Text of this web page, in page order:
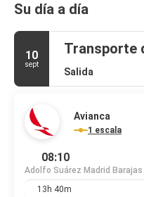
Su día a día
10
sept
Transporte
Salida
Avianca
1 escala
08:10
Adolfo Suárez Madrid Barajas
13h 40m